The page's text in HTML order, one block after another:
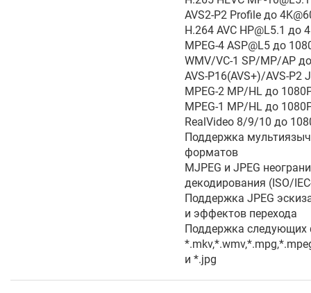
AVS2-P2 Profile до
H.264 AVC HP@L5.1 до
MPEG-4 ASP@L5 до
WMV/VC-1 SP/MP/AP
AVS-P16(AVS+)/AVS-P2 J
MPEG-2 MP/HL до
MPEG-1 MP/HL до
RealVideo 8/9/10 до
Поддержка
форматов
MJPEG и JPEG
декодирования (ISO/
Поддержка JPEG
и эффектов перехода
Поддержка
и *.jpg